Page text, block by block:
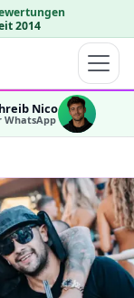
2014
Nico
WhatsApp
OK